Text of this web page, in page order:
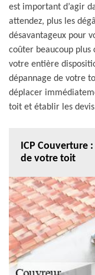
est important d’agir
attendez, plus les
désavantageux pour
coûter beaucoup plus
votre entière
dépannage de votre
déplacer
toit et établir les
ICP
de votre toit